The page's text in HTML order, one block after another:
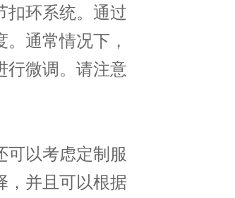
环系统。通过
通常情况下，
行微调。请注意
以考虑定制服
，并且可以根据